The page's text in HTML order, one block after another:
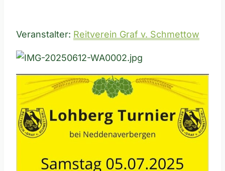
Veranstalter: Reitverein Graf v. Schmettow